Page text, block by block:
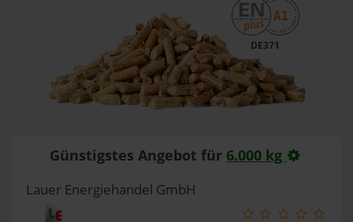
DE371
Günstigstes Angebot für 6.000 kg
Lauer Energiehandel GmbH